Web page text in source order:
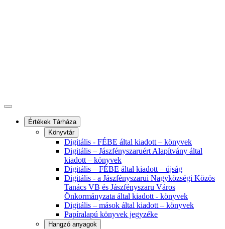
Értékek Tárháza
Könyvtár
Digitális - FÉBE által kiadott – könyvek
Digitális – Jászfényszaruért Alapítvány által
kiadott – könyvek
Digitális – FÉBE által kiadott – újság
Digitális - a Jászfényszarui Nagyközségi Közös
Tanács VB és Jászfényszaru Város
Önkormányzata által kiadott - könyvek
Digitális – mások által kiadott – könyvek
Papíralapú könyvek jegyzéke
Hangzó anyagok